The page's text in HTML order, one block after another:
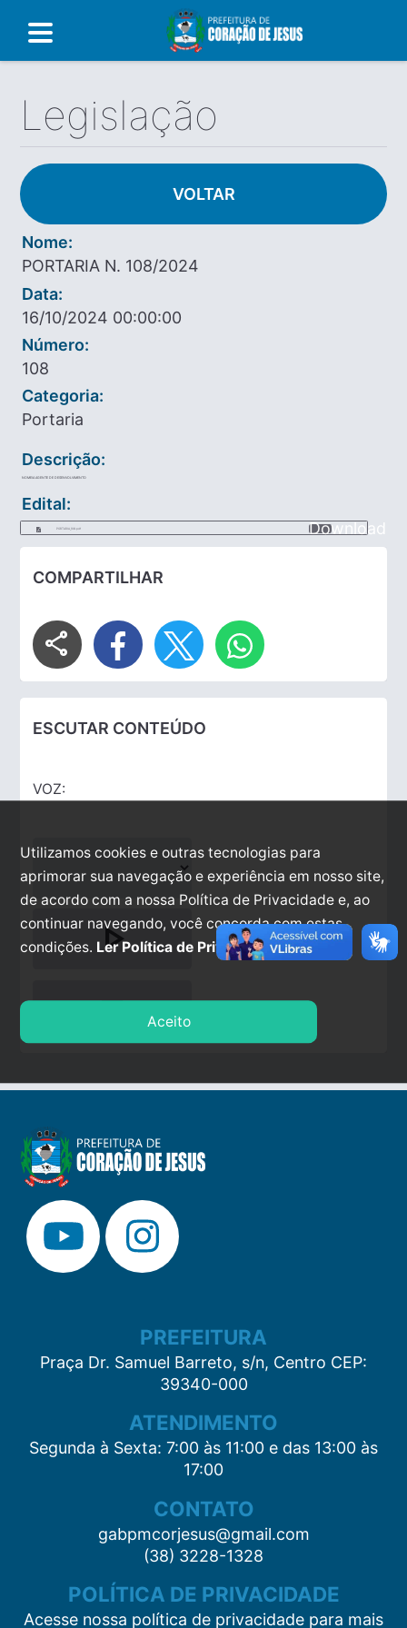
Legislação
VOLTAR
Nome:
PORTARIA N. 108/2024
Data:
16/10/2024 00:00:00
Número:
108
Categoria:
Portaria
Descrição:
NOMEIA AGENTE DE DESENVOLVIMENTO
Edital:
PORTARIA_108.pdf Download
COMPARTILHAR
share
ESCUTAR CONTEÚDO
VOZ:
play_arrow
stop
PREFEITURA
Praça Dr. Samuel Barreto, s/n, Centro CEP:
39340-000
ATENDIMENTO
Segunda à Sexta: 7:00 às 11:00 e das 13:00 às
17:00
CONTATO
gabpmcorjesus@gmail.com
(38) 3228-1328
POLÍTICA DE PRIVACIDADE
Acesse nossa política de privacidade para mais
Utilizamos cookies e outras tecnologias para
aprimorar sua navegação e experiência em nosso site,
de acordo com a nossa Política de Privacidade e, ao
continuar navegando, você concorda com estas
condições. Ler Política de Privacidade.
Aceito